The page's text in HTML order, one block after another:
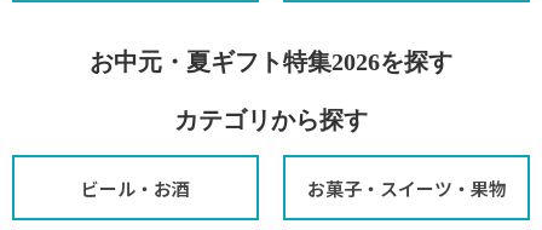
お中元・夏ギフト特集2026を探す
カテゴリから探す
ビール・お酒 お菓子・スイーツ・果物